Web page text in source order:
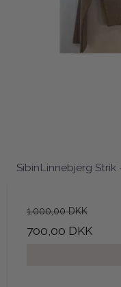
SibinLinnebjerg
1.000,00 DKK
700,00 DKK